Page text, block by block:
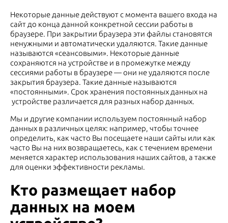
Некоторые данные действуют с момента вашего входа на
сайт до конца данной конкретной сессии работы в
браузере. При закрытии браузера эти файлы становятся
ненужными и автоматически удаляются. Такие данные
называются «сеансовыми». Некоторые данные
сохраняются на устройстве и в промежутке между
сессиями работы в браузере — они не удаляются после
закрытия браузера. Такие данные называются
«постоянными». Срок хранения постоянных данных на
устройстве различается для разных набор данных.
Мы и другие компании используем постоянный набор
данных в различных целях: например, чтобы точнее
определить, как часто Вы посещаете наши сайты или как
часто Вы на них возвращаетесь, как с течением времени
меняется характер использования наших сайтов, а также
для оценки эффективности рекламы.
Кто размещает набор
данных на моем